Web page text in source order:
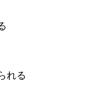
れる